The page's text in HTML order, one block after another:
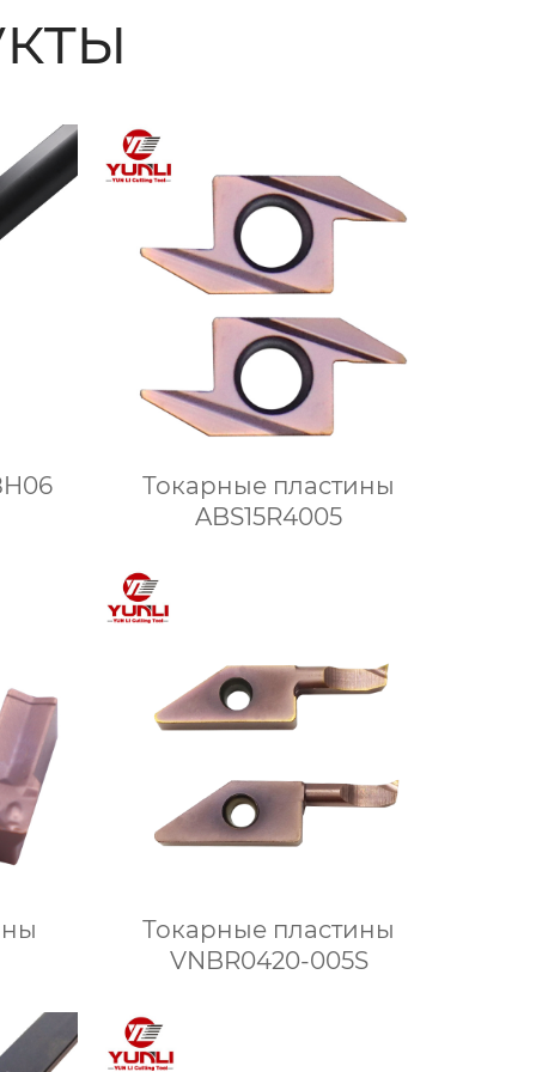
Токарные пластины
ABS15R4005
Токарные пластины
VNBR0420-005S